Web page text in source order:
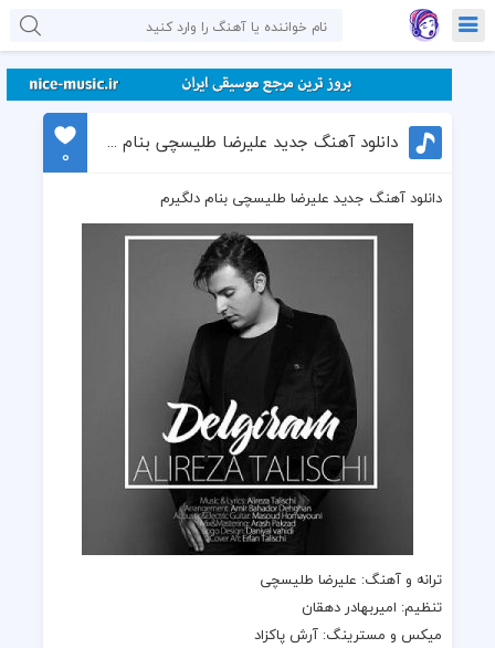
دانلود آهنگ جدید علیرضا طلیسچی بنام دلگیرم
0
دانلود آهنگ جدید علیرضا طلیسچی بنام دلگیرم
ترانه وآهنگ: علیرضا طلیسچی
تنظیم: امیربهادر دهقان
میکس و مسترینگ: آرش پاکزاد